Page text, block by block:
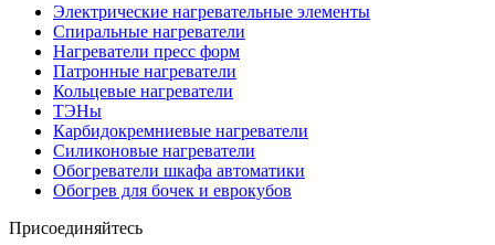
Электрические нагревательные элементы
Спиральные нагреватели
Нагреватели пресс форм
Патронные нагреватели
Кольцевые нагреватели
ТЭНы
Карбидокремниевые нагреватели
Силиконовые нагреватели
Обогреватели шкафа автоматики
Обогрев для бочек и еврокубов
Присоединяйтесь